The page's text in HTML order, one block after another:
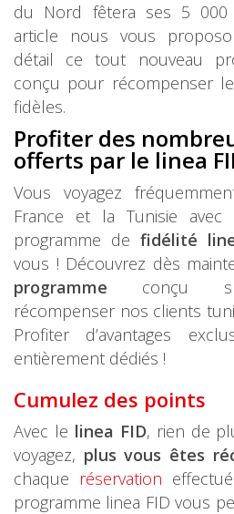
du Nord fêtera ses 5 000
article nous vous
détail ce tout nouveau
conçu pour récompenser
fidèles.
Profiter des
offerts par le linea
Vous voyagez
France et la Tunisie avec
programme defidélité
vous ! Découvrez dès
programme conçu
récompenser nos clients
Profiter d’avantages
entièrement dédiés !
Cumulez des points
Avec le linea FID, rien de
voyagez, plus vous êtes
chaque réservation
programme linea FID vous